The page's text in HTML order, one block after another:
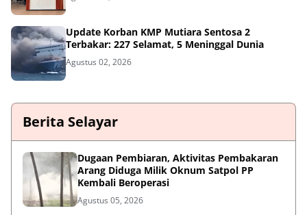
Update Korban KMP Mutiara Sentosa 2
Terbakar: 227 Selamat, 5 Meninggal Dunia
Agustus 02, 2026
Berita Selayar
Dugaan Pembiaran, Aktivitas Pembakaran
Arang Diduga Milik Oknum Satpol PP
Kembali Beroperasi
Agustus 05, 2026